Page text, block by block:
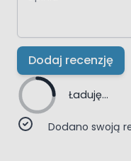
Dodaj recenzję
Ładuję...
Dodano swoją